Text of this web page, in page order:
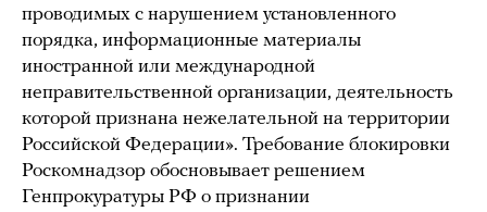
проводимых с нарушением установленного
порядка, информационные материалы
иностранной или международной
неправительственной организации, деятельность
которой признана нежелательной на территории
Российской Федерации». Требование блокировки
Роскомнадзор обосновывает решением
Генпрокуратуры РФ о признании